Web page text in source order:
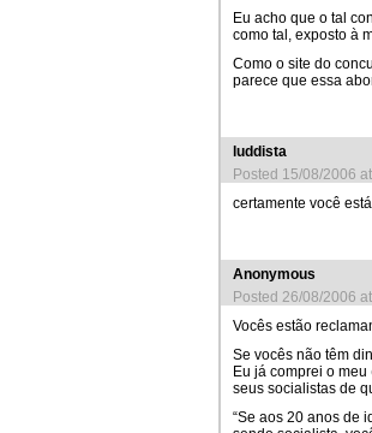
Eu acho que o tal
como tal, exposto à
Como o site do
parece que essa
luddista
Posted 15/08/2006
certamente você
Anonymous
Posted 26/08/2006
Vocês estão
Se vocês não têm
Eu já comprei o
seus socialistas de
“Se aos 20 anos de